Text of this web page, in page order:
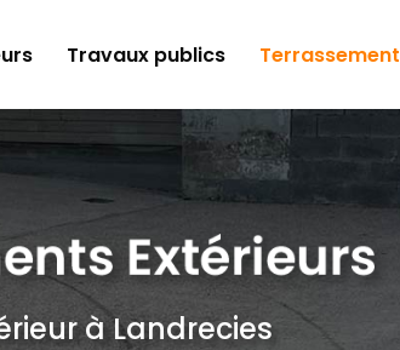
Travaux publics Terrassement
à Landrecies